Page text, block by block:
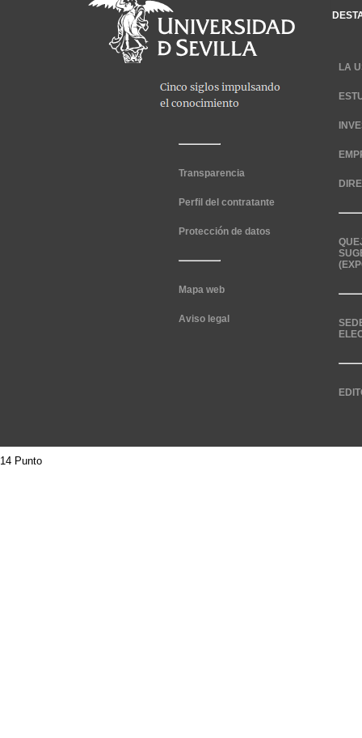
Transparencia
Perfil del contratante
Protección de datos
Mapa web
Aviso legal
LA
14 Punto